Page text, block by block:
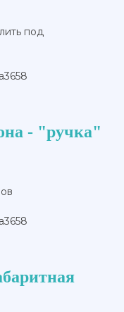
под
- "ручка"